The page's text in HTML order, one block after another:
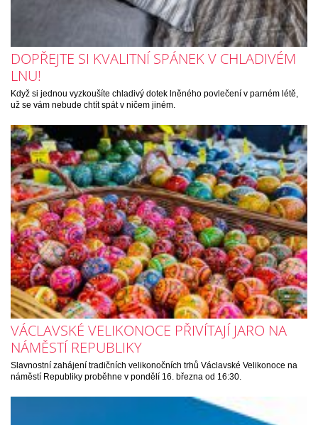
DOPŘEJTE SI KVALITNÍ SPÁNEK V CHLADIVÉM
LNU!
Když si jednou vyzkoušíte chladivý dotek lněného povlečení v parném létě,
už se vám nebude chtít spát v ničem jiném.
VÁCLAVSKÉ VELIKONOCE PŘIVÍTAJÍ JARO NA
NÁMĚSTÍ REPUBLIKY
Slavnostní zahájení tradičních velikonočních trhů Václavské Velikonoce na
náměstí Republiky proběhne v pondělí 16. března od 16:30.